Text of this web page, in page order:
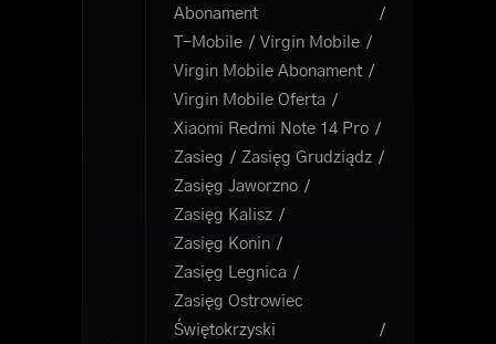
Abonament
T-Mobile
Virgin Mobile
Virgin Mobile Abonament
Virgin Mobile Oferta
Xiaomi Redmi Note 14 Pro
Zasieg
Zasięg Grudziądz
Zasięg Jaworzno
Zasięg Kalisz
Zasięg Konin
Zasięg Legnica
Zasięg Ostrowiec
Świętokrzyski